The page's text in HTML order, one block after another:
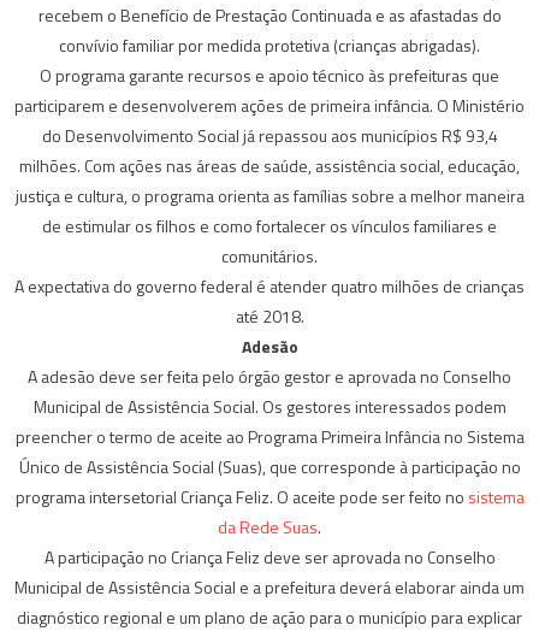
recebem o Benefício de Prestação Continuada e as afastadas do
convívio familiar por medida protetiva (crianças abrigadas).
O programa garante recursos e apoio técnico às prefeituras que
participarem e desenvolverem ações de primeira infância. O Ministério
do Desenvolvimento Social já repassou aos municípios R$ 93,4
milhões. Com ações nas áreas de saúde, assistência social, educação,
justiça e cultura, o programa orienta as famílias sobre a melhor maneira
de estimular os filhos e como fortalecer os vínculos familiares e
comunitários.
A expectativa do governo federal é atender quatro milhões de crianças
até 2018.
Adesão
A adesão deve ser feita pelo órgão gestor e aprovada no Conselho
Municipal de Assistência Social. Os gestores interessados podem
preencher o termo de aceite ao Programa Primeira Infância no Sistema
Único de Assistência Social (Suas), que corresponde à participação no
programa intersetorial Criança Feliz. O aceite pode ser feito no sistema
da Rede Suas.
A participação no Criança Feliz deve ser aprovada no Conselho
Municipal de Assistência Social e a prefeitura deverá elaborar ainda um
diagnóstico regional e um plano de ação para o município para explicar